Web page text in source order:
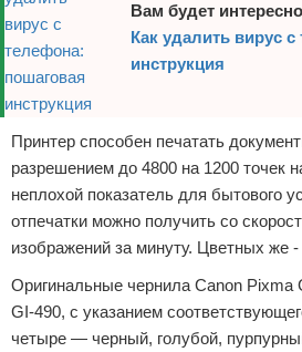
Вам будет
Как удалить вирус
инструкция
Принтер способен печатать
разрешением до 4800 на 1200 точек
неплохой показатель для бытового
отпечатки можно получить со
изображений за минуту. Цветных же -
Оригинальные чернила Canon Pixma
GI-490, с указанием
четыре — черный, голубой,